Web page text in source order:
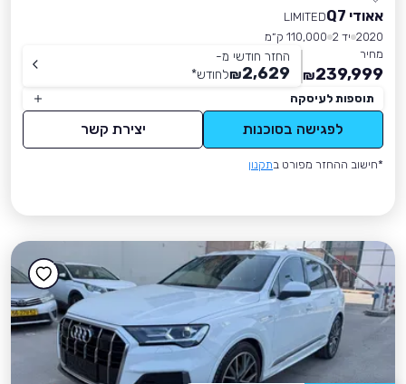
אאודי Q7
LIMITED
2020 יד 2
110,000 ק״מ
מחיר
239,999
₪
החזר חודשי מ-
2,629
₪לחודש*
תוספות לעיסקה
לפגישה בסוכנות יצירת קשר
*חישוב ההחזר מפורט בתקנון